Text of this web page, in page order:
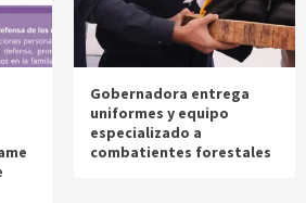
Gobernadora entrega
uniformes y equipo
especializado a
combatientes forestales